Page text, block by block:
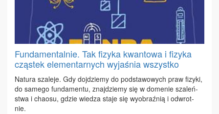
Fundamentalnie. Tak fizyka kwantowa i fizyka
cząstek elementarnych wyjaśnia wszystko
Na­tu­ra sza­le­je. Gdy doj­dzie­my do pod­sta­wo­wych praw fi­zy­ki,
do sa­me­go fun­da­men­tu, znaj­dzie­my się w do­me­nie sza­leń­
stwa i cha­osu, gdzie wie­dza sta­je się wy­obraź­nią i od­wrot­
nie.